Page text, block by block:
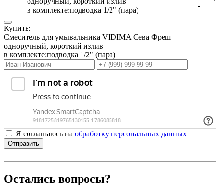
в комплекте:подводка 1/2" (пара)
-
Купить:
Смеситель для умывальника VIDIMA Сева Фреш
одноручный, короткий излив
в комплекте:подводка 1/2" (пара)
Я соглашаюсь на обработку персональных данных
Отправить
Остались вопросы?